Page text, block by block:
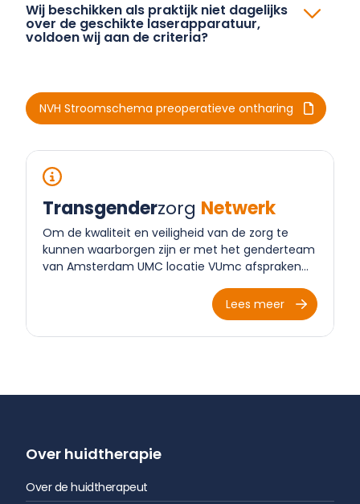
Wij beschikken als praktijk niet dagelijks
over de geschikte laserapparatuur,
voldoen wij aan de criteria?
NVH Stroomschema preoperatieve ontharing
Transgenderzorg Netwerk
Om de kwaliteit en veiligheid van de zorg te
kunnen waarborgen zijn er met het genderteam
van Amsterdam UMC locatie VUmc afspraken
professionalisering van het ontharingstraject
Lees meer
Over huidtherapie
Over de huidtherapeut